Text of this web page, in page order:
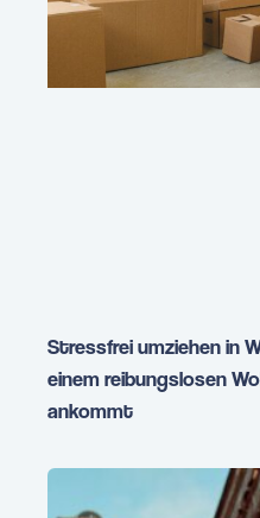
Stressfrei umziehen in
einem reibungslosen
ankommt